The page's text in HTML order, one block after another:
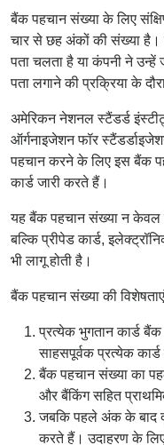
बैंक पहचान संख्या के लिए
चार से छह अंकों की संख्या है।
पता चलता है या कंपनी ने
पता लगाने की प्रक्रिया के
अमेरिकन नेशनल स्टैंडर्ड
ऑर्गनाइजेशन फॉर
पहचान करने के लिए इस बैंक
कार्ड जारी करते हैं।
यह बैंक पहचान संख्या न केवल
बल्कि प्रीपेड कार्ड,
भी लागू होती है।
बैंक पहचान संख्या की
प्रत्येक भुगतान कार्ड
साहसपूर्वक प्रत्येक
बैंक पहचान संख्या का
और बैंकिंग सहित
जबकि पहले अंक के बाद
करते हैं। उदाहरण के